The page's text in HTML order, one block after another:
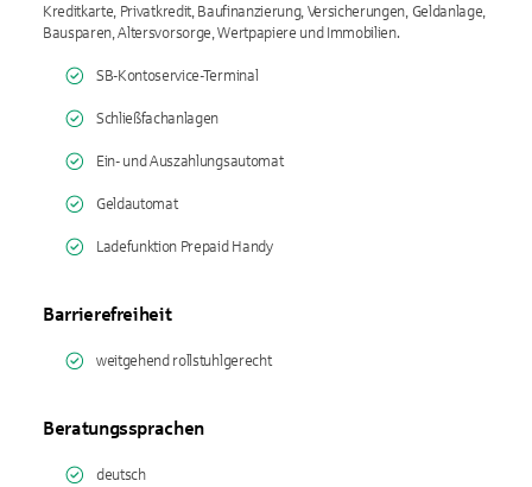
Kreditkarte, Privatkredit, Baufinanzierung, Versicherungen, Geldanlage,
Bausparen, Altersvorsorge, Wertpapiere und Immobilien.
SB-Kontoservice-Terminal
Schließfachanlagen
Ein- und Auszahlungsautomat
Geldautomat
Ladefunktion Prepaid Handy
Barrierefreiheit
weitgehend rollstuhlgerecht
Beratungssprachen
deutsch